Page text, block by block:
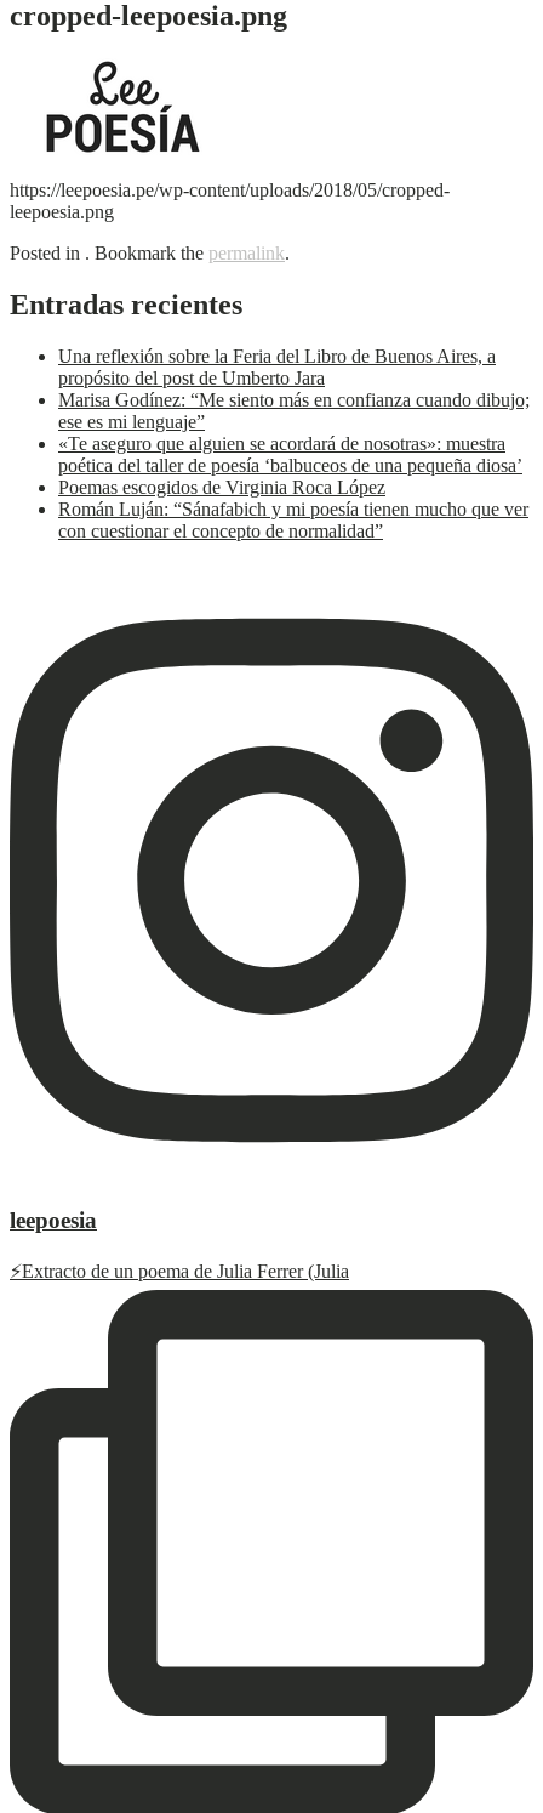
cropped-leepoesia.png
https://leepoesia.pe/wp-content/uploads/2018/05/cropped-
leepoesia.png
Posted in . Bookmark the permalink.
Entradas recientes
Una reflexión sobre la Feria del Libro de Buenos Aires, a
propósito del post de Umberto Jara
Marisa Godínez: “Me siento más en confianza cuando dibujo;
ese es mi lenguaje”
«Te aseguro que alguien se acordará de nosotras»: muestra
poética del taller de poesía ‘balbuceos de una pequeña diosa’
Poemas escogidos de Virginia Roca López
Román Luján: “Sánafabich y mi poesía tienen mucho que ver
con cuestionar el concepto de normalidad”
leepoesia
⚡️Extracto de un poema de Julia Ferrer (Julia